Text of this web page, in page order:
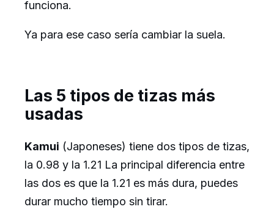
funciona.
Ya para ese caso sería cambiar la suela.
Las 5 tipos de tizas más
usadas
Kamui (Japoneses) tiene dos tipos de tizas,
la 0.98 y la 1.21 La principal diferencia entre
las dos es que la 1.21 es más dura, puedes
durar mucho tiempo sin tirar.